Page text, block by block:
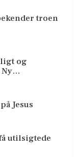
troen
og
Ny…
Jesus
utilsigtede